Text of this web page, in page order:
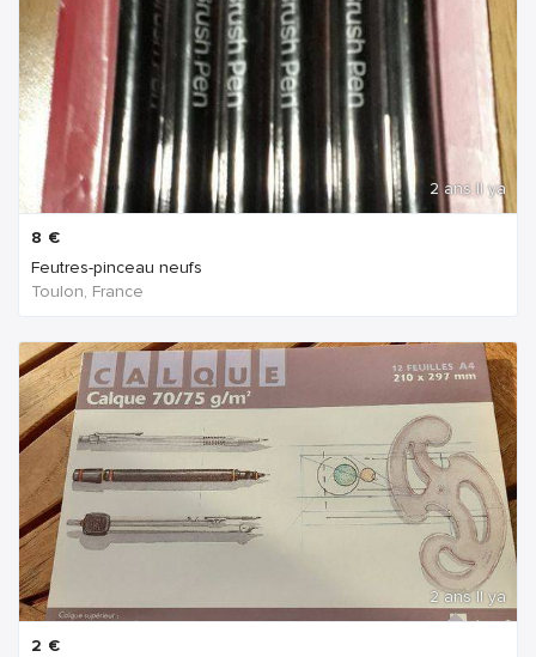
2 ans Il ya
8 €
Feutres-pinceau neufs
Toulon, France
2 ans Il ya
2 €